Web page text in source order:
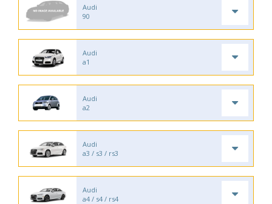
Audi
90
Audi
a1
Audi
a2
Audi
a3 / s3 / rs3
Audi
a4 / s4 / rs4